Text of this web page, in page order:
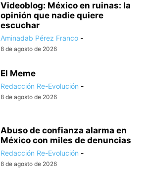
Videoblog: México en ruinas: la
opinión que nadie quiere
escuchar
Aminadab Pérez Franco -
8 de agosto de 2026
El Meme
Redacción Re-Evolución -
8 de agosto de 2026
Abuso de confianza alarma en
México con miles de denuncias
Redacción Re-Evolución -
8 de agosto de 2026